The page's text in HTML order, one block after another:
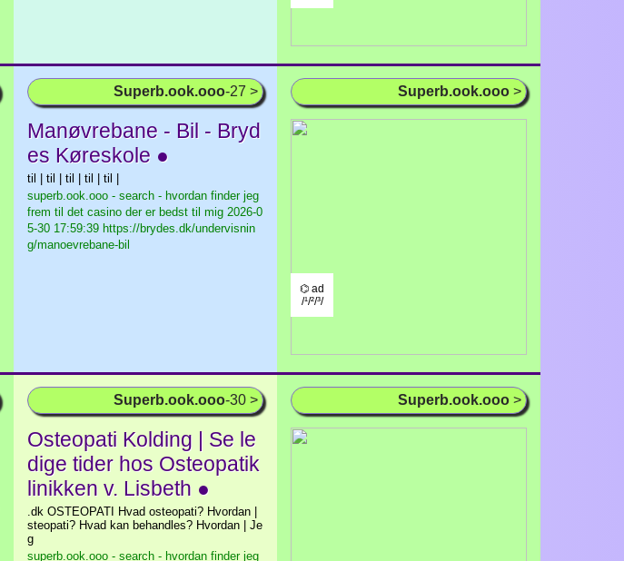
Superb.ook.ooo-27 >
Manøvrebane - Bil - Bryd
es Køreskole ●
til | til | til | til | til |
superb.ook.ooo - search - hvordan finder jeg
frem til det casino der er bedst til mig 2026-0
5-30 17:59:39 https://brydes.dk/undervisnin
g/manoevrebane-bil
Superb.ook.ooo >
⌬ ad
/¹/²/³/
Superb.ook.ooo-30 >
Osteopati Kolding | Se le
dige tider hos Osteopatik
linikken v. Lisbeth ●
.dk OSTEOPATI Hvad osteopati? Hvordan |
steopati? Hvad kan behandles? Hvordan | Je
g
superb.ook.ooo - search - hvordan finder jeg
Superb.ook.ooo >